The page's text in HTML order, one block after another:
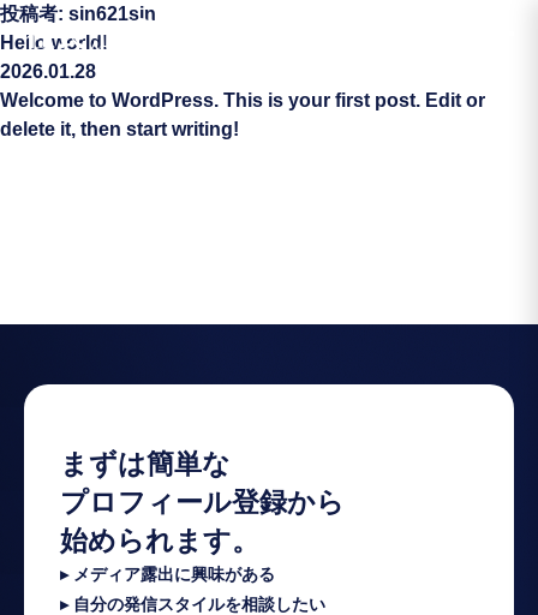
投稿者: sin621sin
Hello world!
2026.01.28
Welcome to WordPress. This is your first post. Edit or
delete it, then start writing!
まずは簡単な
プロフィール登録から
始められます。
▸ メディア露出に興味がある
▸ 自分の発信スタイルを相談したい